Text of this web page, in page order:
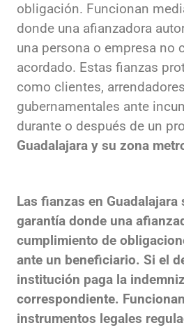
obligación. Funcionan
donde una afianzadora
una persona o empresa no
acordado. Estas fianzas
como clientes,
gubernamentales ante
durante o después de un
Guadalajara y su zona
Las fianzas en
garantía donde una
cumplimiento de
ante un beneficiario. Si el
institución paga la
correspondiente.
instrumentos legales